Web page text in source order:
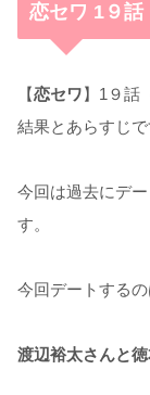
恋セワ 1９
【恋セワ】1９話
結果とあらすじで
今回は過去にデ
す。
今回デートするの
渡辺裕太さんと